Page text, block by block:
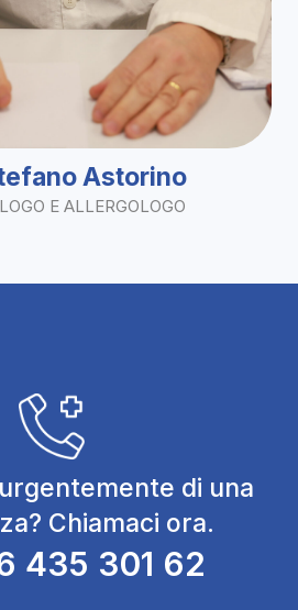
Astorino
E ALLERGOLOGO
di una
Chiamaci ora.
435 301 62